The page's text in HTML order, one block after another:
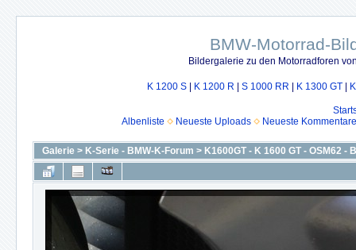
BMW-Motorrad-
Bildergalerie zu den Motorradforen
K 1200 S K 1200 R S 1000 RR K 1300 GT
Albenliste
Neueste Uploads Neueste Kommentare
Galerie > K-Serie - BMW-K-Forum > K1600GT - K 1600 GT - OSM62 -